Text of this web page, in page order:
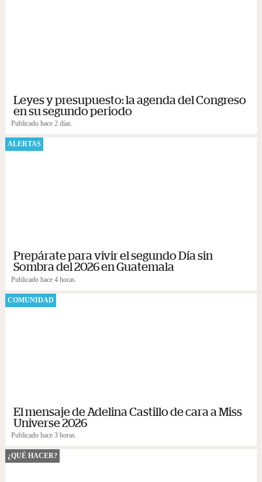
Leyes y presupuesto: la agenda del Congreso
en su segundo periodo
Publicado hace 2 días.
ALERTAS
Prepárate para vivir el segundo Día sin
Sombra del 2026 en Guatemala
Publicado hace 4 horas.
COMUNIDAD
El mensaje de Adelina Castillo de cara a Miss
Universe 2026
Publicado hace 3 horas.
¿QUÉ HACER?